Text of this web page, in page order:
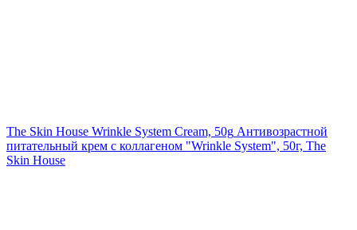
The Skin House Wrinkle System Cream, 50g Антивозрастной
питательный крем с коллагеном "Wrinkle System", 50г, The
Skin House